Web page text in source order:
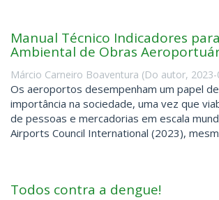
Manual Técnico Indicadores
Ambiental de Obras
Márcio Carneiro Boaventura (Do autor,
Os aeroportos desempenham um papel
importância na sociedade, uma vez que
de pessoas e mercadorias em escala
Airports Council International (2023),
Todos contra a dengue!